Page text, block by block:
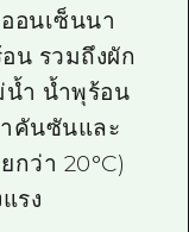
อนเซ็นนา
น รวมถึงผัก
ำ น้ำพุร้อน
คันซันและ
ว่า 20°C)
รง